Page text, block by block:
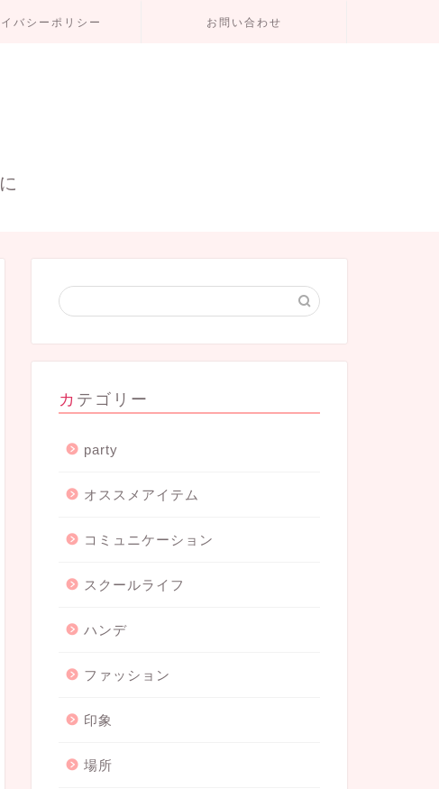
バシーポリシー お問い合わせ
カテゴリー
party
オススメアイテム
コミュニケーション
スクールライフ
ハンデ
ファッション
印象
場所